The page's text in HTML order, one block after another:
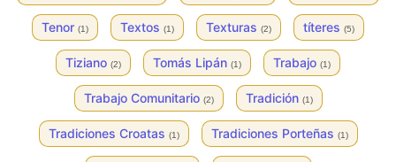
Tenor (1) Textos (1) Texturas (2) títeres (5)
Tiziano (2) Tomás Lipán (1) Trabajo (1)
Trabajo Comunitario (2) Tradición (1)
Tradiciones Croatas (1) Tradiciones Porteñas (1)